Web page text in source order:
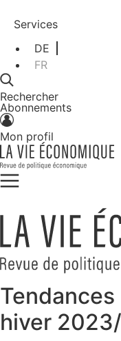
Services
DE
FR
Rechercher
Abonnements
Mon profil
hiver